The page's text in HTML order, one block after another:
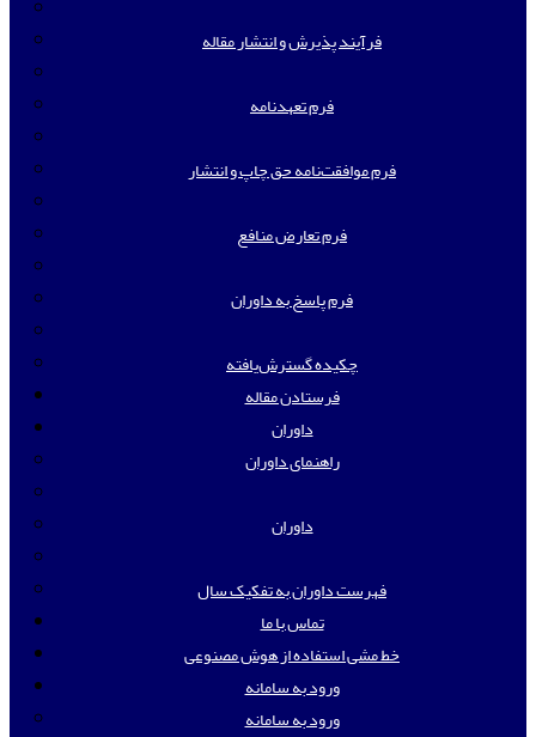
فرآیند پذیرش و انتشار مقاله
فرم تعهدنامه
فرم موافقت‌نامه حق چاپ و انتشار
فرم تعارض منافع
فرم پاسخ به داوران
چکیده گسترش‌یافته
فرستادن مقاله
داوران
راهنمای داوران
داوران
فهرست داوران به تفکیک سال
تماس با ما
خط مشی استفاده از هوش مصنوعی
ورود به سامانه
ورود به سامانه